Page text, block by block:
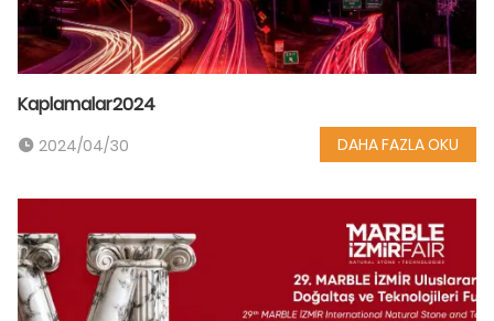
Kaplamalar2024
2024/04/30 DAHA FAZLA OKU